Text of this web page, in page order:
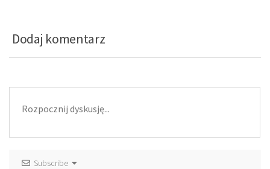
Dodaj komentarz
Subscribe